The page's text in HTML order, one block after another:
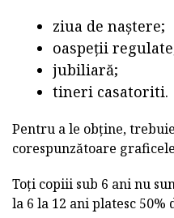
ziua de naștere;
oaspeții
jubiliară;
tineri casatoriti.
Pentru a le obține,
corespunzătoare
Toți copiii sub 6 ani nu
la 6 la 12 ani platesc